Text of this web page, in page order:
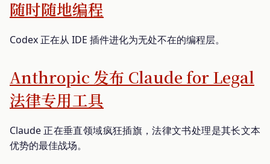
随时随地编程
Codex 正在从 IDE 插件进化为无处不在的编程层。
Anthropic 发布 Claude for Legal
法律专用工具
Claude 正在垂直领域疯狂插旗，法律文书处理是其长文本
优势的最佳战场。